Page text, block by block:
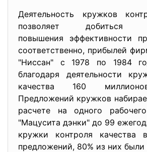
Деятельность кружков
позволяет добиться
повышения эффективности
соответственно, прибылей
"Ниссан" с 1978 по 1984
благодаря деятельности
качества 160
Предложений кружков
расчете на одного
"Мацусита дэнки" до 99
кружки контроля качества
предложений, 80% из них были